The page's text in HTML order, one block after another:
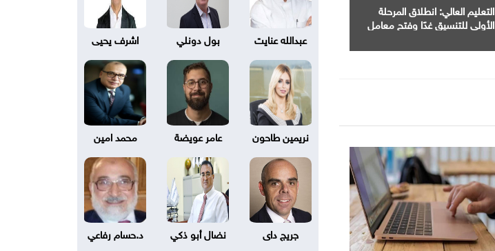
التعليم العالي: انطلاق المرحلة
الأولى للتنسيق غدًا وفتح معامل
الحكومية
عبدالله عنايت بول دونلي اشرف يحيى
نريمين طاحون عامر عويضة محمد امين
جريج داى نضال أبو ذكي د.حسام رفاعي